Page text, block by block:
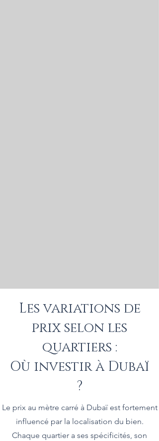
Les variations de
prix selon les
quartiers :
Où investir à Dubaï
?
Le prix au mètre carré à Dubaï est fortement
influencé par la localisation du bien.
Chaque quartier a ses spécificités, son